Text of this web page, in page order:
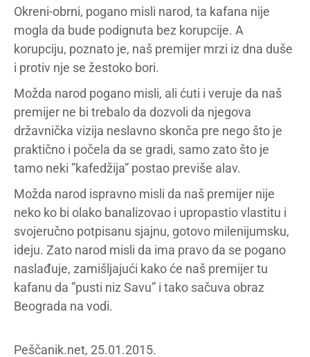
Okreni-obrni, pogano misli narod, ta kafana nije
mogla da bude podignuta bez korupcije. A
korupciju, poznato je, naš premijer mrzi iz dna duše
i protiv nje se žestoko bori.
Možda narod pogano misli, ali ćuti i veruje da naš
premijer ne bi trebalo da dozvoli da njegova
državnička vizija neslavno skonča pre nego što je
praktično i počela da se gradi, samo zato što je
tamo neki ”kafedžija” postao previše alav.
Možda narod ispravno misli da naš premijer nije
neko ko bi olako banalizovao i upropastio vlastitu i
svojeručno potpisanu sjajnu, gotovo milenijumsku,
ideju. Zato narod misli da ima pravo da se pogano
naslađuje, zamišljajući kako će naš premijer tu
kafanu da ”pusti niz Savu” i tako sačuva obraz
Beograda na vodi.
Peščanik.net, 25.01.2015.